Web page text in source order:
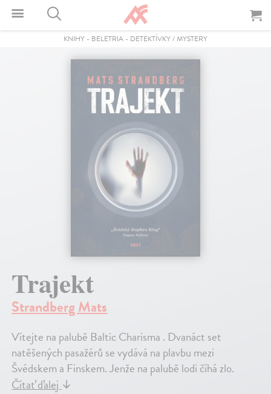
KNIHY - BELETRIA - DETEKTÍVKY / MYSTERY
Trajekt
Strandberg Mats
Vítejte na palubě Baltic Charisma . Dvanáct set
natěšených pasažérů se vydává na plavbu mezi
Švédskem a Finskem. Jenže na palubě lodi číhá zlo.
Čítať ďalej ↓